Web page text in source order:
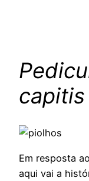
capitis
Em resposta
aqui vai a